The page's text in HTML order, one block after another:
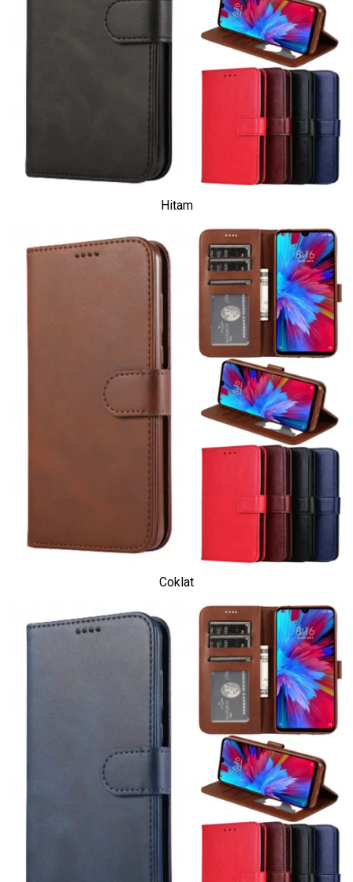
Hitam
Coklat